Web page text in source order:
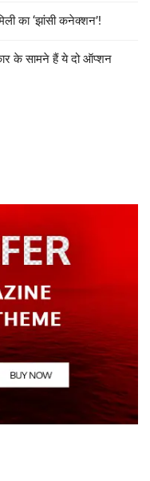
का ‘झांसी कनेक्शन’!
के सामने हैं ये दो ऑप्शन